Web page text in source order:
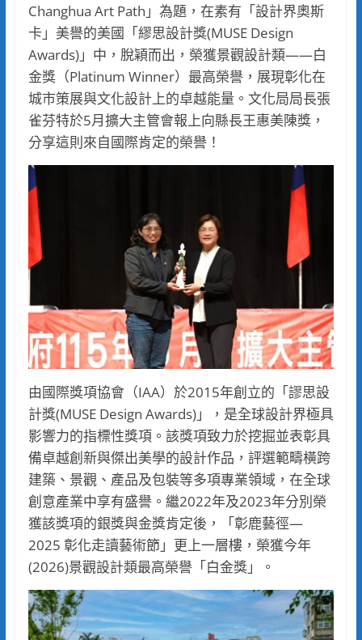
Changhua Art Path」為題，在素有「設計界奧斯
卡」美譽的美國「繆思設計獎(MUSE Design
Awards)」中，脫穎而出，榮獲景觀設計類——白
金獎（Platinum Winner）最高榮譽，展現彰化在
城市策展與文化設計上的卓越能量。文化局局長張
雀芬特於5月擴大主管會報上向縣長王惠美陳獎，
分享這則來自國際肯定的榮譽！
由國際獎項協會（IAA）於2015年創立的「謬思設
計獎(MUSE Design Awards)」，是全球設計界極具
影響力的指標性獎項。該獎項致力於挖掘並表彰具
備卓越創新與傑出美學的設計作品，評選範疇橫跨
建築、景觀、產品及包裝等多項專業領域，在全球
創意產業中享有盛譽。繼2022年及2023年分別榮
獲該獎項的銀獎與金獎肯定後，「彰鹿藝徑—
2025 彰化走讀藝術節」更上一層樓，榮獲今年
(2026)景觀設計類最高榮譽「白金獎」。